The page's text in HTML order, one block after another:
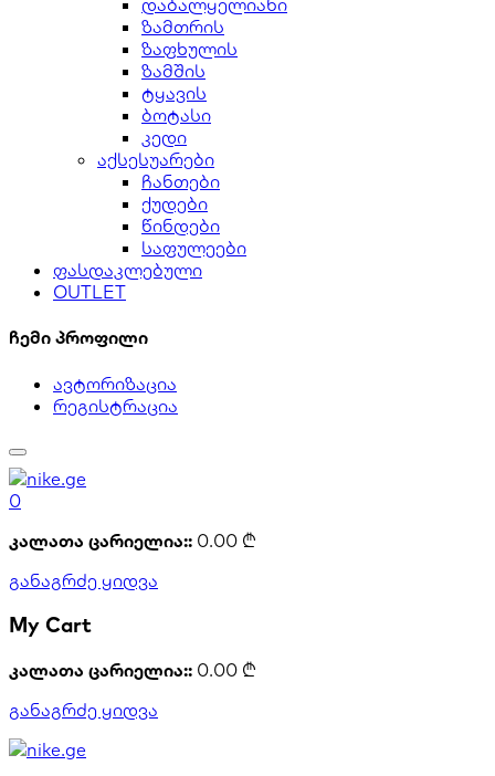
დაბალყელიანი
ზამთრის
ზაფხულის
ზამშის
ტყავის
ბოტასი
კედი
აქსესუარები
ჩანთები
ქუდები
წინდები
საფულეები
ფასდაკლებული
OUTLET
ჩემი პროფილი
ავტორიზაცია
რეგისტრაცია
0
კალათა ცარიელია:: 0.00 ₾
განაგრძე ყიდვა
My Cart
კალათა ცარიელია:: 0.00 ₾
განაგრძე ყიდვა